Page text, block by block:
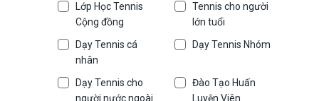
Lớp Học Tennis
Cộng đồng
Tennis cho người
lớn tuổi
Dạy Tennis cá
nhân
Dạy Tennis Nhóm
Dạy Tennis cho
người nước ngoài
Đào Tạo Huấn
Luyện Viên